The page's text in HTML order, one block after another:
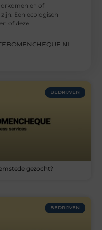
en of
Een ecologisch
of deze
BEDRIJVEN
gezocht?
BEDRIJVEN